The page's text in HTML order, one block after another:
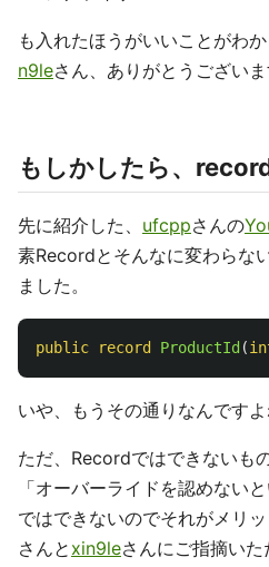
も入れたほうがいいことがわか
n9leさん、ありがとうございま
もしかしたら、
先に紹介した、 ufcppさんの
素Recordとそんなに変わらな
ました。
public record ProductId (
いや、もうその通りなんですよ
ただ、Recordではできないも
「オーバーライドを認めない
ではできないのでそれがメリッ
さんと xin9leさんにご指摘いた